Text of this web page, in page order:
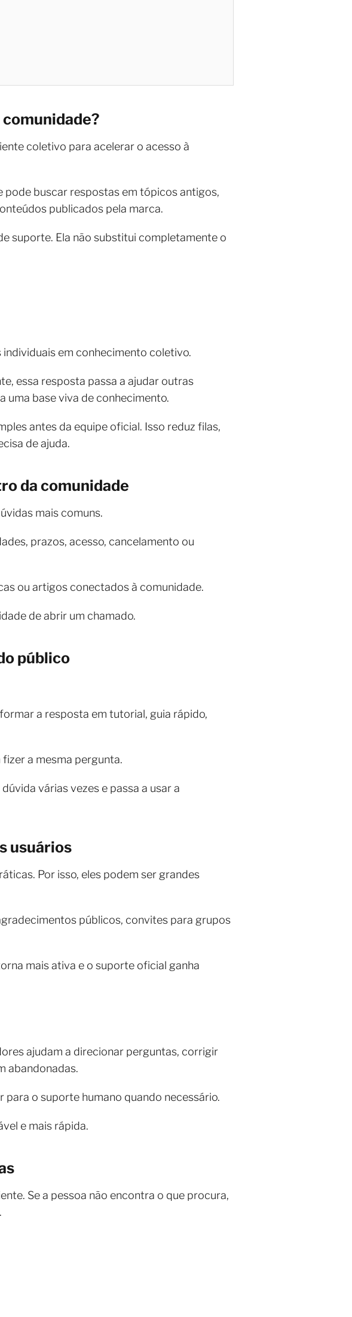
coletivo para acelerar o acesso à
pode buscar respostas em tópicos antigos,
publicados pela marca.
suporte. Ela não substitui completamente o
em conhecimento coletivo.
essa resposta passa a ajudar outras
uma base viva de conhecimento.
antes da equipe oficial. Isso reduz filas,
de ajuda.
da comunidade
mais comuns.
prazos, acesso, cancelamento ou
ou artigos conectados à comunidade.
de abrir um chamado.
público
a resposta em tutorial, guia rápido,
a mesma pergunta.
várias vezes e passa a usar a
usuários
Por isso, eles podem ser grandes
públicos, convites para grupos
mais ativa e o suporte oficial ganha
ajudam a direcionar perguntas, corrigir
abandonadas.
o suporte humano quando necessário.
e mais rápida.
Se a pessoa não encontra o que procura,